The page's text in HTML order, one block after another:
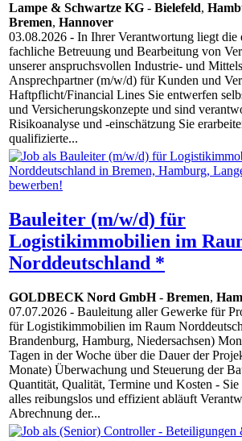
Lampe & Schwartze KG - Bielefeld,
Bremen, Hannover
03.08.2026 - In Ihrer Verantwortung liegt die
fachliche Betreuung und Bearbeitung von
unserer anspruchsvollen Industrie- und
Ansprechpartner (m/w/d) für Kunden und
Haftpflicht/Financial Lines Sie entwerfen
und Versicherungskonzepte und sind
Risikoanalyse und -einschätzung Sie
qualifizierte...
Bauleiter (m/w/d) für
Logistikimmobilien im
Norddeutschland *
GOLDBECK Nord GmbH- Bremen,
07.07.2026 - Bauleitung aller Gewerke für
für Logistikimmobilien im Raum
Brandenburg, Hamburg, Niedersachsen)
Tagen in der Woche über die Dauer der
Monate) Überwachung und Steuerung der
Quantität, Qualität, Termine und Kosten - Sie
alles reibungslos und effizient abläuft
Abrechnung der...